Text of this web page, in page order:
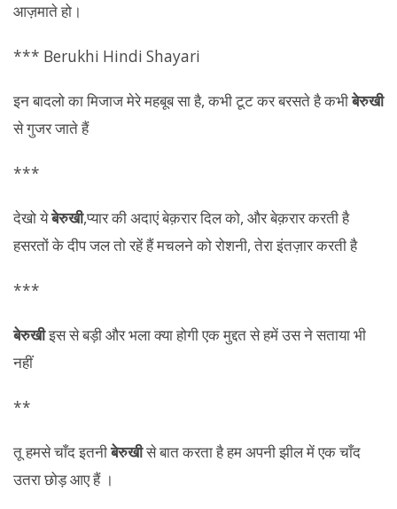
आज़माते हो।
*** Berukhi Hindi Shayari
इन बादलो का मिजाज मेरे महबूब सा है, कभी टूट कर बरसते है कभीबेरुखी
से गुजर जाते हैं
***
देखो येबेरुखी,प्यार की अदाएं बेक़रार दिल को, और बेक़रार करती है
हसरतों के दीप जल तो रहें हैं मचलने को रोशनी, तेरा इंतज़ार करती है
***
बेरुखीइस से बड़ी और भला क्या होगी एक मुद्दत से हमें उस ने सताया भी
नहीं
**
तू हमसे चाँद इतनीबेरुखीसे बात करता है हम अपनी झील में एक चाँद
उतरा छोड़ आए हैं ।